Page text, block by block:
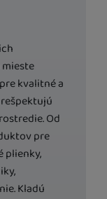
návštev a zdroje
pomocou týchto
sme schopní
reklamou
aby sme
ako na našich
kvalitné a
Od
pre
plienky,
Kladú